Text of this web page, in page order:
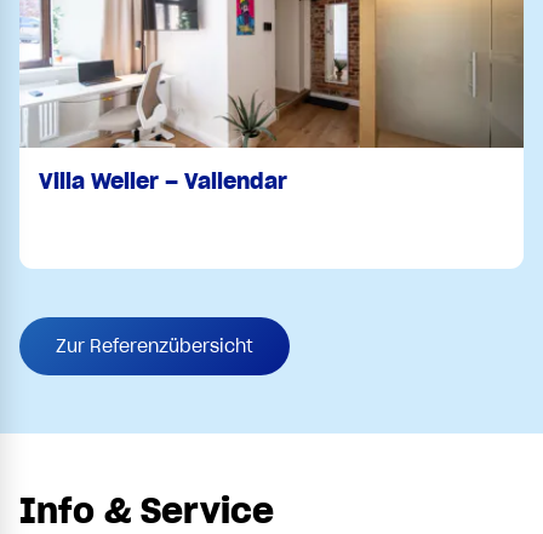
Villa Weller – Vallendar
Zur Referenzübersicht
Info & Service